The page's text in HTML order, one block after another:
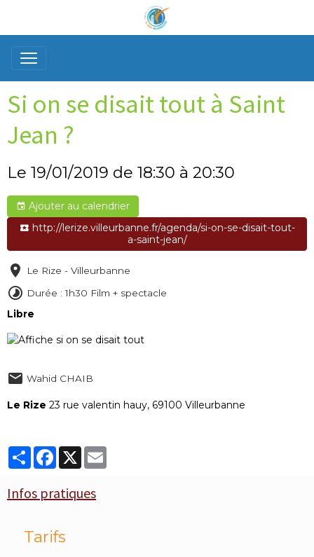
Si on se disait tout à Saint
Jean ?
Le 19/01/2019 de 18:30 à 20:30
Ajouter au calendrier
http://lerize.villeurbanne.fr/agenda/si-on-se-disait-tout-
a-saint-jean/
Le Rize - Villeurbanne
Durée : 1h30 Film + spectacle
Libre
Wahid CHAIB
Le Rize 23 rue valentin hauy, 69100 Villeurbanne
PartagerFacebook
X
Infos pratiques
Tarifs